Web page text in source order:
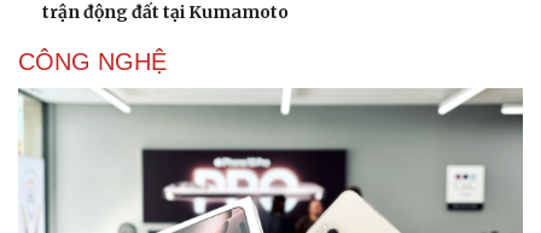
Sức khỏe
Dinh dưỡng - món ngon
Cây thuốc
Nam khoa
Làm đẹp - giảm cân
Nhà đẹp
trận động đất tại Kumamoto
CÔNG NGHỆ